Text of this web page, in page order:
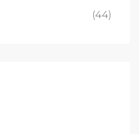
(44)